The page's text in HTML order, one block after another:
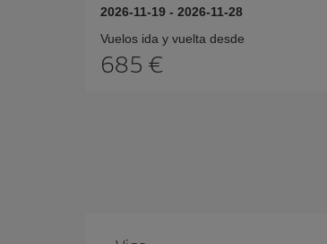
2026-11-19 - 2026-11-28
Vuelos ida y vuelta desde
685 €